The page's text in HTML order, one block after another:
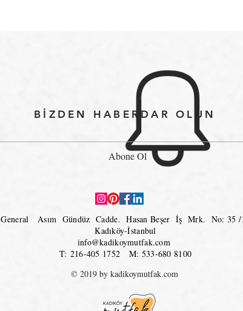
BİZDEN HABERDAR OLUN
Abone Ol
General Asım Gündüz Cadde.Hasan Beşer İş Mrk. No: 35 /
Kadıköy-İstanbul
info@kadikoymutfak.com
T: 216-405 1752 M: 533-680 8100
© 2019 by kadikoymutfak.com